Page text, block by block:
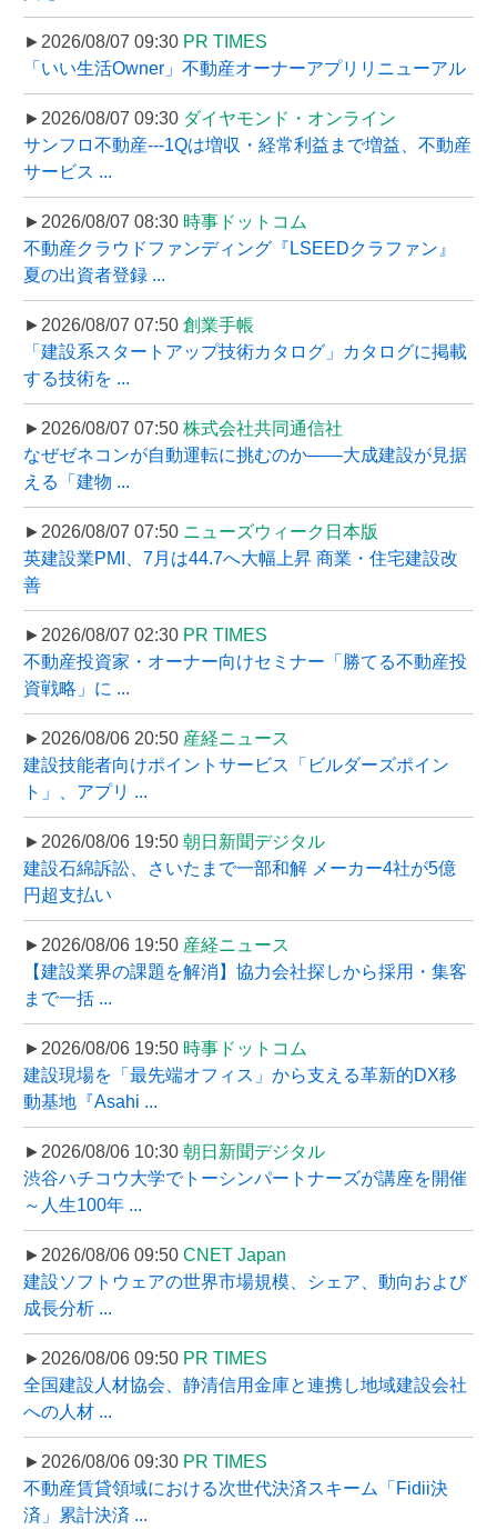
►2026/08/07 09:30 PR TIMES
「いい生活Owner」不動産オーナーアプリリニューアル
►2026/08/07 09:30 ダイヤモンド・オンライン
サンフロ不動産---1Qは増収・経常利益まで増益、不動産
サービス ...
►2026/08/07 08:30 時事ドットコム
不動産クラウドファンディング『LSEEDクラファン』
夏の出資者登録 ...
►2026/08/07 07:50 創業手帳
「建設系スタートアップ技術カタログ」カタログに掲載
する技術を ...
►2026/08/07 07:50 株式会社共同通信社
なぜゼネコンが自動運転に挑むのか――大成建設が見据
える「建物 ...
►2026/08/07 07:50 ニューズウィーク日本版
英建設業PMI、7月は44.7へ大幅上昇 商業・住宅建設改
善
►2026/08/07 02:30 PR TIMES
不動産投資家・オーナー向けセミナー「勝てる不動産投
資戦略」に ...
►2026/08/06 20:50 産経ニュース
建設技能者向けポイントサービス「ビルダーズポイン
ト」、アプリ ...
►2026/08/06 19:50 朝日新聞デジタル
建設石綿訴訟、さいたまで一部和解 メーカー4社が5億
円超支払い
►2026/08/06 19:50 産経ニュース
【建設業界の課題を解消】協力会社探しから採用・集客
まで一括 ...
►2026/08/06 19:50 時事ドットコム
建設現場を「最先端オフィス」から支える革新的DX移
動基地『Asahi ...
►2026/08/06 10:30 朝日新聞デジタル
渋谷ハチコウ大学でトーシンパートナーズが講座を開催
～人生100年 ...
►2026/08/06 09:50 CNET Japan
建設ソフトウェアの世界市場規模、シェア、動向および
成長分析 ...
►2026/08/06 09:50 PR TIMES
全国建設人材協会、静清信用金庫と連携し地域建設会社
への人材 ...
►2026/08/06 09:30 PR TIMES
不動産賃貸領域における次世代決済スキーム「Fidii決
済」累計決済 ...